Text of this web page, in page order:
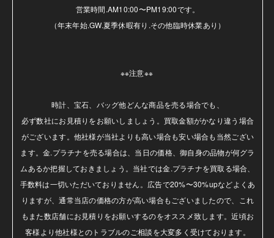
営業時間.AM10:00〜PM19:00です。
（年末年始.GW.夏季休暇有り.その他臨時休業あり）
※※注意※※
時計、宝石、バッグ他どんな商品を売る場合でも、
必ず数社にお見積りをお願いしましょう。買取金額がかなり違う場合
がございます。他社様が当社よりも高い場合も安い場合も当然ござい
ます。金.プラチナを売る場合は、当日の価格、御自身の品物が何グラ
ムあるか把握しておきましょう。当社では金.プラチナを買取る場合、
手数料は一切いただいておりません。広告で20%〜30%upなどよくあ
りますが、通常当店の価格の方が高い場合もございましたので、これ
もまた数店舗にお見積りをお願いするのをオススメ致します。近頃お
客様より他社様とのトラブルのご相談を大変多く受けております。